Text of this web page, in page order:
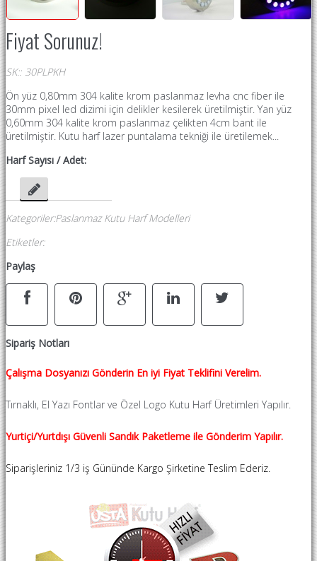
Fiyat Sorunuz!
SK:: 30PLPKH
Ön yüz 0,80mm 304 kalite krom paslanmaz levha cnc fiber ile
30mm pixel led dizimi için delikler kesilerek üretilmiştir. Yan yüz
0,60mm 304 kalite krom paslanmaz çelikten 4cm bant ile
üretilmiştir. Kutu harf lazer puntalama tekniği ile üretilemek...
Harf Sayısı / Adet:
Kategoriler:Paslanmaz Kutu Harf Modelleri
Etiketler:
Paylaş
Sipariş Notları
Çalışma Dosyanızı Gönderin En iyi Fiyat Teklifini Verelim.
Tırnaklı, El Yazı Fontlar ve Özel Logo Kutu Harf Üretimleri Yapılır.
Yurtiçi/Yurtdışı Güvenli Sandık Paketleme ile Gönderim Yapılır.
Siparişleriniz 1/3 iş Gününde Kargo Şirketine Teslim Ederiz.